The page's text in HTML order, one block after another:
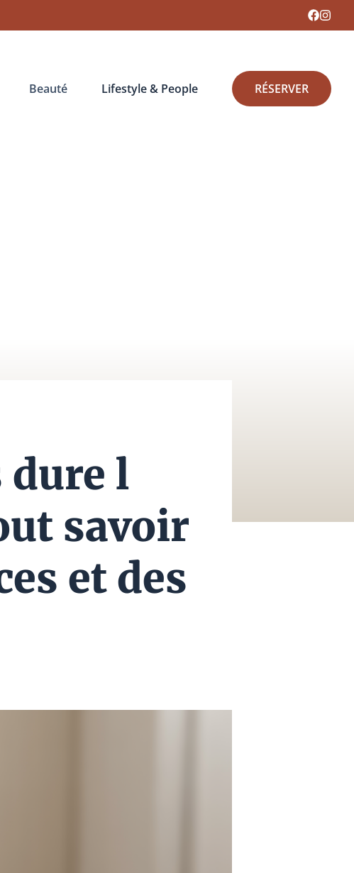
Beauté Lifestyle & People RÉSERVER
dure l
savoir
et des